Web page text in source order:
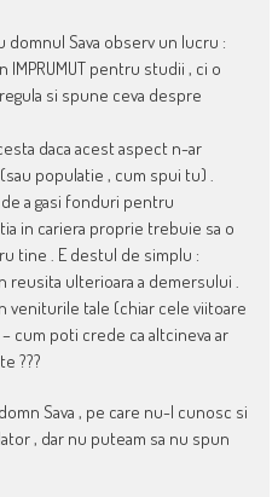
Sava observ un lucru :
pentru studii , ci o
regula si spune ceva despre
daca acest aspect n-ar
populatie , cum spui tu) .
a gasi fonduri pentru
in cariera proprie trebuie sa o
tine . E destul de simplu :
ulterioara a demersului .
veniturile tale (chiar cele viitoare
cum poti crede ca altcineva ar
???
Sava , pe care nu-l cunosc si
, dar nu puteam sa nu spun